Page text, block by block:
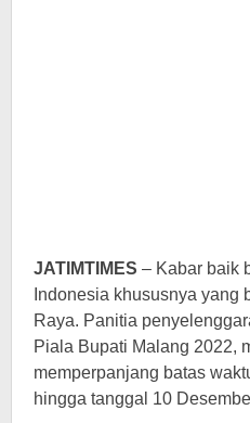
JATIMTIMES – Kabar baik
Indonesia khususnya yang
Raya. Panitia
Piala Bupati Malang 2022,
memperpanjang batas
hingga tanggal 10